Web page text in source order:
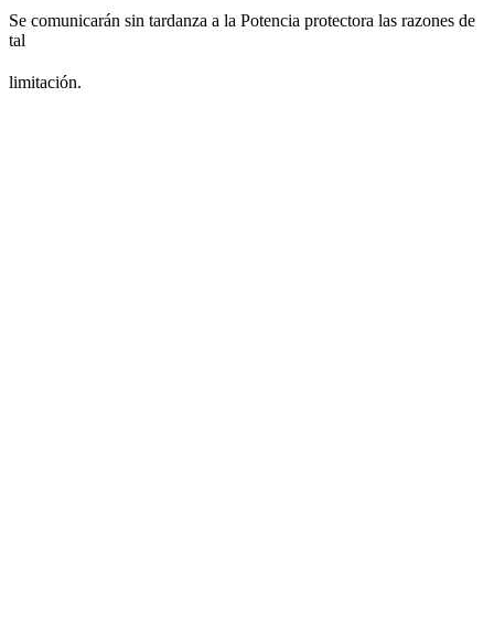
Se comunicarán sin tardanza a la Potencia protectora las razones de
tal
limitación.